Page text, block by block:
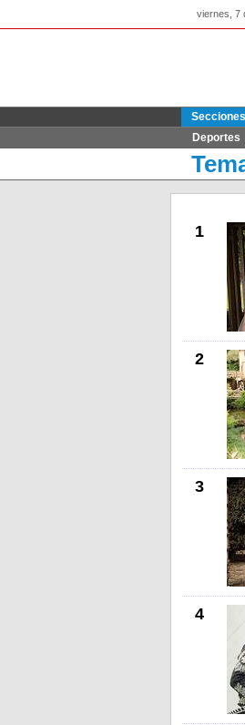
viernes, 7
Secciones
Deportes
1
2
3
4